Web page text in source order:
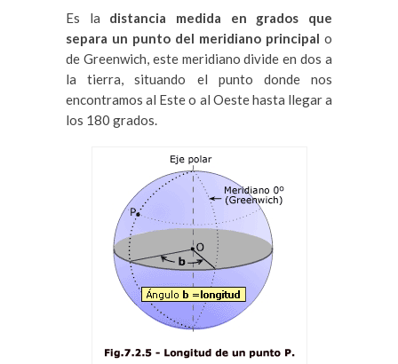
Es la distancia medida en grados que
separa un punto del meridiano principal o
de Greenwich, este meridiano divide en dos a
la tierra, situando el punto donde nos
encontramos al Este o al Oeste hasta llegar a
los 180 grados.